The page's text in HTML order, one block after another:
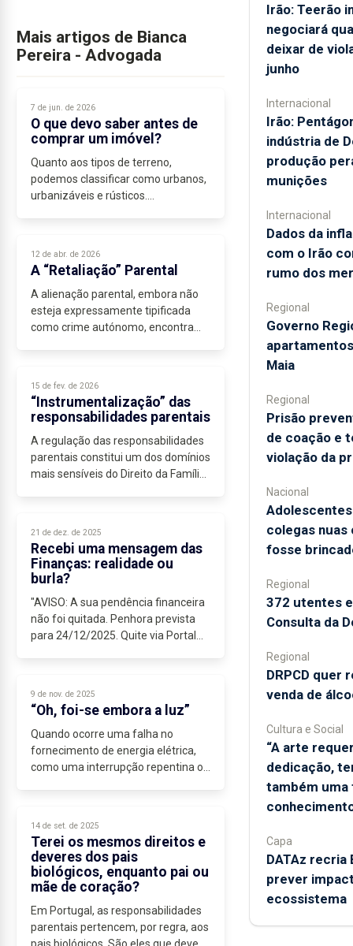
Mais artigos de Bianca
Pereira - Advogada
7 de jun. de 2026
O que devo saber antes de
comprar um imóvel?
Quanto aos tipos de terreno,
podemos classificar como urbanos,
urbanizáveis e rústicos.
Normalmente estão inseridos...
12 de abr. de 2026
A “Retaliação” Parental
A alienação parental, embora não
esteja expressamente tipificada
como crime autónomo, encontra
15 de fev. de 2026
“Instrumentalização” das
responsabilidades parentais
A regulação das responsabilidades
parentais constitui um dos domínios
mais sensíveis do Direito da Família.
21 de dez. de 2025
Recebi uma mensagem das
Finanças: realidade ou
burla?
"AVISO: A sua pendência financeira
não foi quitada. Penhora prevista
para 24/12/2025. Quite via Portal
9 de nov. de 2025
“Oh, foi-se embora a luz”
Quando ocorre uma falha no
fornecimento de energia elétrica,
como uma interrupção repentina ou
direito...
14 de set. de 2025
Terei os mesmos direitos e
deveres dos pais
biológicos, enquanto pai ou
mãe de coração?
Em Portugal, as responsabilidades
parentais pertencem, por regra, aos
Irão: Teerão
negociará
deixar de
junho
Internacional
Irão:
indústria de
produção
munições
Internacional
Dados da
com o Irão
rumo dos
Regional
Governo
Maia
Regional
Prisão
de coação e
violação da
Nacional
colegas nuas
fosse
Regional
372 utentes
Consulta da
Regional
DRPCD quer
venda de
Cultura e Social
“A arte
dedicação,
também uma
Capa
DATAz recria
prever
ecossistema